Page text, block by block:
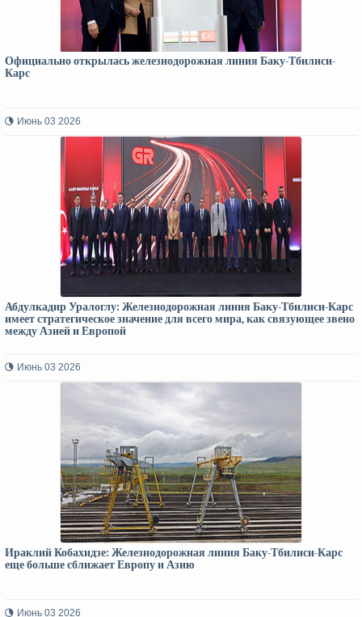
Официально открылась железнодорожная линия Баку-Тбилиси-
Карс
Июнь 03 2026
Абдулкадир Уралоглу: Железнодорожная линия Баку-Тбилиси-Карс
имеет стратегическое значение для всего мира, как связующее звено
между Азией и Европой
Июнь 03 2026
Ираклий Кобахидзе: Железнодорожная линия Баку-Тбилиси-Карс
еще больше сближает Европу и Азию
Июнь 03 2026